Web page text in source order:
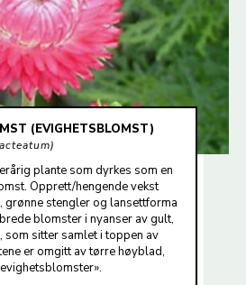
(EVIGHETSBLOMST)
plante som dyrkes som en
Opprett/hengende vekst
grønne stengler og lansettforma
blomster i nyanser av gult,
som sitter samlet i toppen av
er omgitt av tørre høyblad,